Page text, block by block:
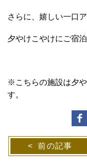
さらに、嬉しい一口
夕やけこやけにご宿
※こちらの施設は夕
す。
前の記事